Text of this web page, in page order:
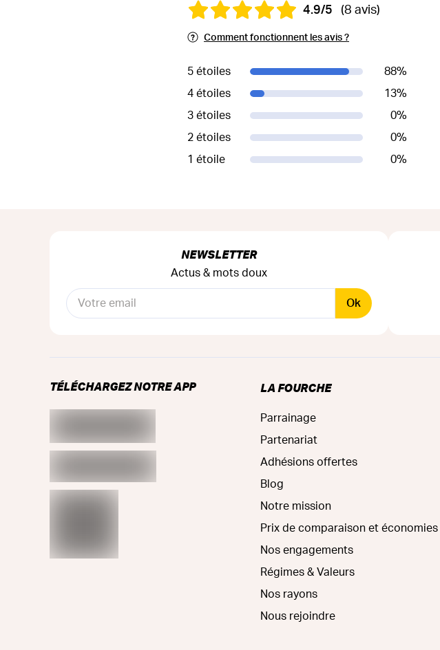
4.9/5 (8 avis)
Comment fonctionnent les avis ?
5 étoiles 88%
4 étoiles
13%
3 étoiles
0%
2 étoiles
0%
1 étoile
0%
NEWSLETTER
Actus & mots doux
Ok
TÉLÉCHARGEZ NOTRE APP LA FOURCHE
Parrainage
Partenariat
Adhésions offertes
Blog
Notre mission
Prix de comparaison et économies
Nos engagements
Régimes & Valeurs
Nos rayons
Nous rejoindre